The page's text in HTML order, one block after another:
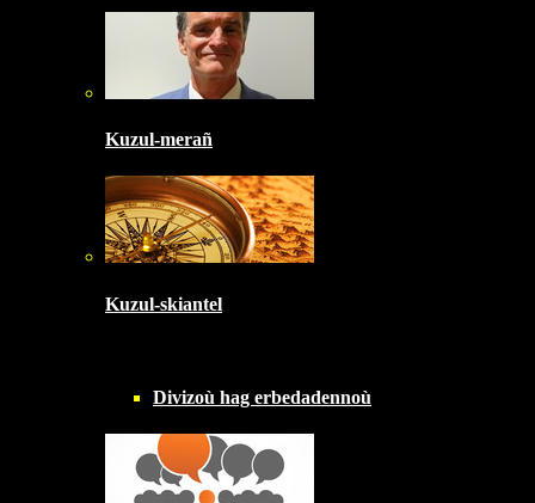
Kuzul-merañ
Kuzul-skiantel
Divizoù hag erbedadennoù